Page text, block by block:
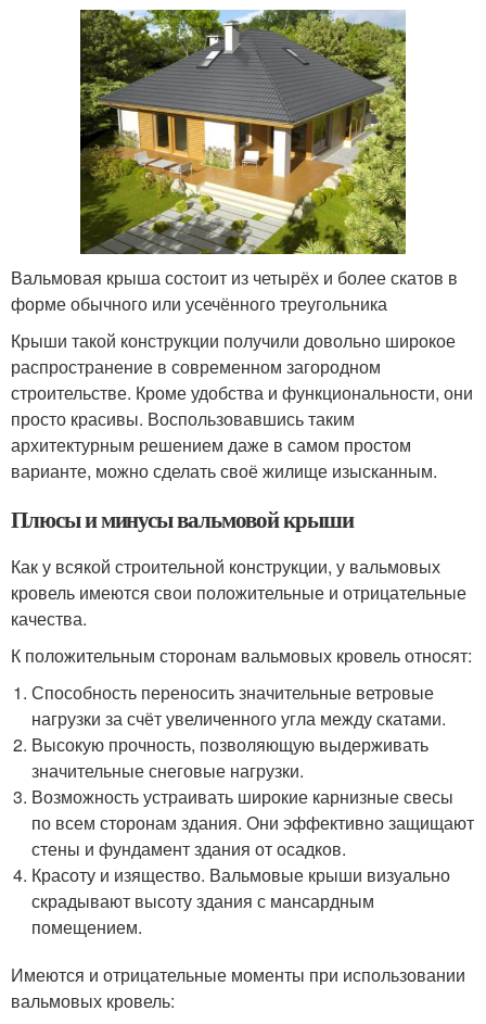
Вальмовая крыша состоит из четырёх и более скатов в
форме обычного или усечённого треугольника
Крыши такой конструкции получили довольно широкое
распространение в современном загородном
строительстве. Кроме удобства и функциональности, они
просто красивы. Воспользовавшись таким
архитектурным решением даже в самом простом
варианте, можно сделать своё жилище изысканным.
Плюсы и минусы вальмовой крыши
Как у всякой строительной конструкции, у вальмовых
кровель имеются свои положительные и отрицательные
качества.
К положительным сторонам вальмовых кровель относят:
Способность переносить значительные ветровые
нагрузки за счёт увеличенного угла между скатами.
Высокую прочность, позволяющую выдерживать
значительные снеговые нагрузки.
Возможность устраивать широкие карнизные свесы
по всем сторонам здания. Они эффективно защищают
стены и фундамент здания от осадков.
Красоту и изящество. Вальмовые крыши визуально
скрадывают высоту здания с мансардным
помещением.
Имеются и отрицательные моменты при использовании
вальмовых кровель: